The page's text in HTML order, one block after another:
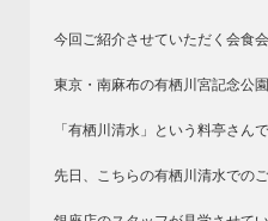
今回ご紹介させていただく会食会
東京・南麻布の有栖川宮記念公
「有栖川清水」という料亭さんで
先日、こちらの有栖川清水でのご